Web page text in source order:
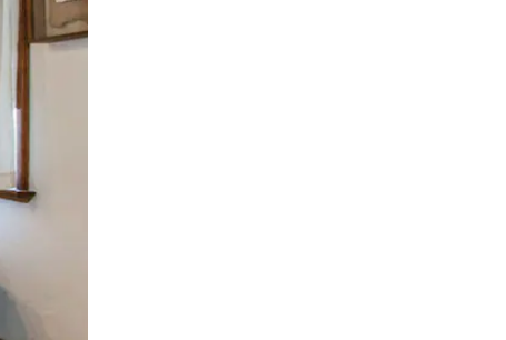
o dedo na tela.